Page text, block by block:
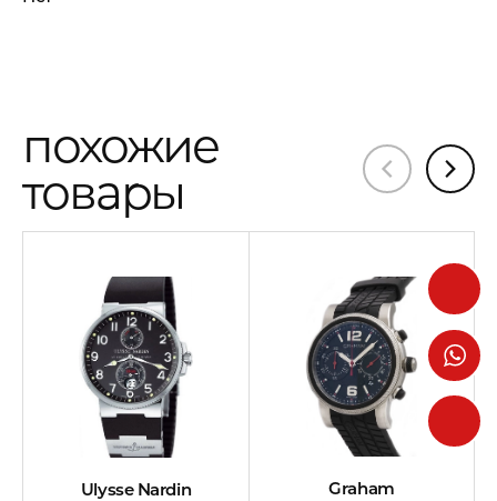
похожие
товары
Ulysse Nardin Graham